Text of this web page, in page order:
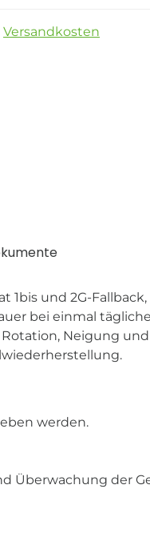
Versandkosten
1bis und 2G-
bei einmal
Neigung und
werden.
Überwachung der